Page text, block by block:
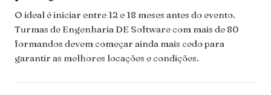
O ideal é iniciar entre 12 e 18 meses antes do evento.
Turmas de Engenharia DE Software com mais de 80
formandos devem começar ainda mais cedo para
garantir as melhores locações e condições.